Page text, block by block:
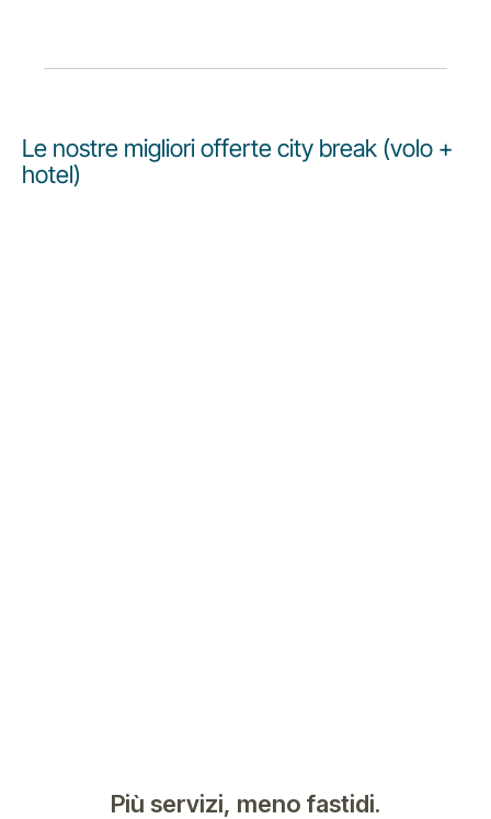
Le nostre migliori offerte city break (volo +
hotel)
Più servizi, meno fastidi.